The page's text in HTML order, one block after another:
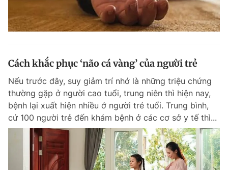
Cách khắc phục ‘não cá vàng’ của người trẻ
Nếu trước đây, suy giảm trí nhớ là những triệu chứng
thường gặp ở người cao tuổi, trung niên thì hiện nay,
bệnh lại xuất hiện nhiều ở người trẻ tuổi. Trung bình,
cứ 100 người trẻ đến khám bệnh ở các cơ sở y tế thì...